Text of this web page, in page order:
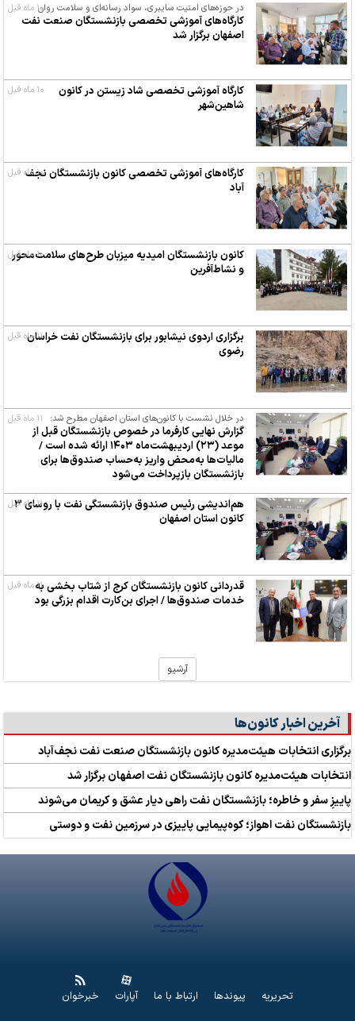
در حوزه‌های امنیت سایبری، سواد رسانه‌ای و سلامت روان
کارگاه‌های آموزشی تخصصی بازنشستگان صنعت نفت
اصفهان برگزار شد
۱۰ ماه قبل
کارگاه آموزشی تخصصی شاد زیستن در کانون
شاهین‌شهر
۱۰ ماه قبل
کارگاه‌های آموزشی تخصصی کانون بازنشستگان نجف
آباد
۱۰ ماه قبل
کانون بازنشستگان امیدیه میزبان طرح‌های سلامت‌محور
و نشاط‌آفرین
۱۰ ماه قبل
برگزاری اردوی نیشابور برای بازنشستگان نفت خراسان
رضوی
۱۱ ماه قبل
در خلال نشست با کانون‌های استان اصفهان مطرح شد؛
گزارش نهایی کارفرما در خصوص بازنشستگان قبل از
موعد (۲۳) اردیبهشت‌ماه ۱۴۰۳ ارائه شده است /
مالیات‌ها به‌محض واریز به‌حساب صندوق‌ها برای
بازنشستگان بازپرداخت می‌شود
۱۱ ماه قبل
هم‌اندیشی رئیس صندوق‌ بازنشستگی نفت با روسای ۳
کانون استان اصفهان
۱۱ ماه قبل
قدردانی کانون بازنشستگان کرج از شتاب بخشی به
خدمات صندوق‌ها / اجرای بن‌کارت اقدام بزرگی بود
۱۱ ماه قبل
آرشیو
آخرین اخبار کانون‌ها
برگزاری انتخابات هیئت‌مدیره کانون بازنشستگان صنعت نفت نجف‌آباد
انتخابات هیئت‌مدیره کانون بازنشستگان نفت اصفهان برگزار شد
پاییزِ سفر و خاطره؛ بازنشستگان نفت راهی دیار عشق و کریمان می‌شوند
بازنشستگان نفت اهواز؛ کوه‌پیمایی پاییزی در سرزمین نفت و دوستی
تحریریه پیوندها ارتباط با ما آپارات خبرخوان